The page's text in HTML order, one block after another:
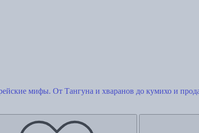
мифы. От Тангуна и хваранов до кумихо и